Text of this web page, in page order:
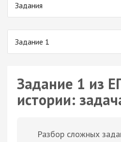
Задания
Задание 1
Задание 1 из
истории:
Разбор сложных